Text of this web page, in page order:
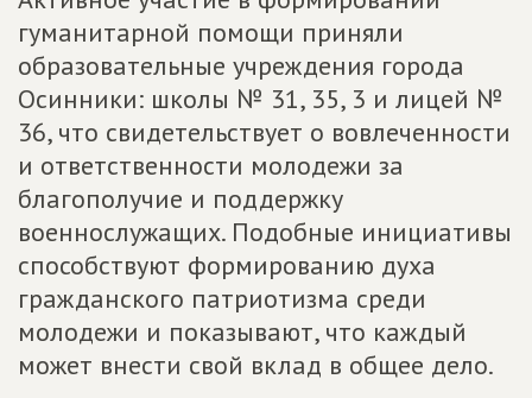
гуманитарной помощи приняли
образовательные учреждения города
Осинники: школы № 31, 35, 3 и лицей №
36, что свидетельствует о вовлеченности
и ответственности молодежи за
благополучие и поддержку
военнослужащих. Подобные инициативы
способствуют формированию духа
гражданского патриотизма среди
молодежи и показывают, что каждый
может внести свой вклад в общее дело.